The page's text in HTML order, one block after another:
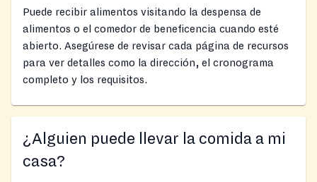
Puede recibir alimentos visitando la despensa de
alimentos o el comedor de beneficencia cuando esté
abierto. Asegúrese de revisar cada página de recursos
para ver detalles como la dirección, el cronograma
completo y los requisitos.
¿Alguien puede llevar la comida a mi
casa?